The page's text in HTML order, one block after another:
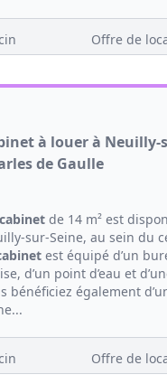
à louer à Neuilly-
de Gaulle
cabinet de 14 m² est
sur-Seine, au sein du
est équipé d’un
d’un point d’eau et
bénéficiez également